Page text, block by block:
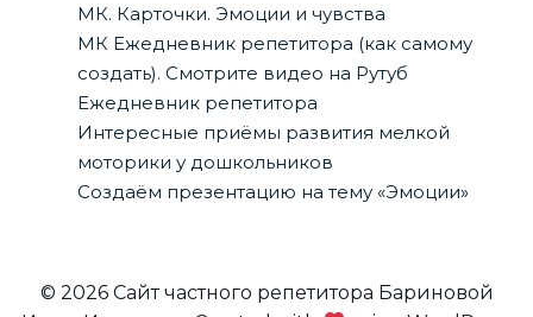
МК. Карточки. Эмоции и чувства
МК Ежедневник репетитора (как самому
создать). Смотрите видео на Рутуб
Ежедневник репетитора
Интересные приёмы развития мелкой
моторики у дошкольников
Создаём презентацию на тему «Эмоции»
© 2026 Сайт частного репетитора Бариновой